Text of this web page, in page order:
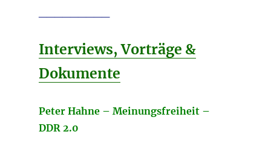
Interviews, Vorträge &
Dokumente
Peter Hahne – Meinungsfreiheit –
DDR 2.0